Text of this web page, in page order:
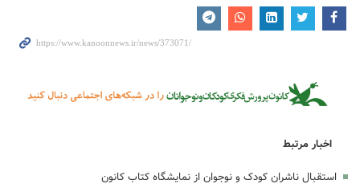
اخبار مرتبط
استقبال ناشران کودک و نوجوان از نمایشگاه کتاب کانون